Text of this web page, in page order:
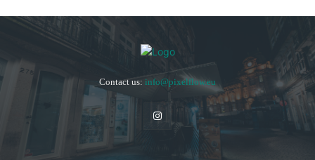
Contact us: info@pixelflow.eu